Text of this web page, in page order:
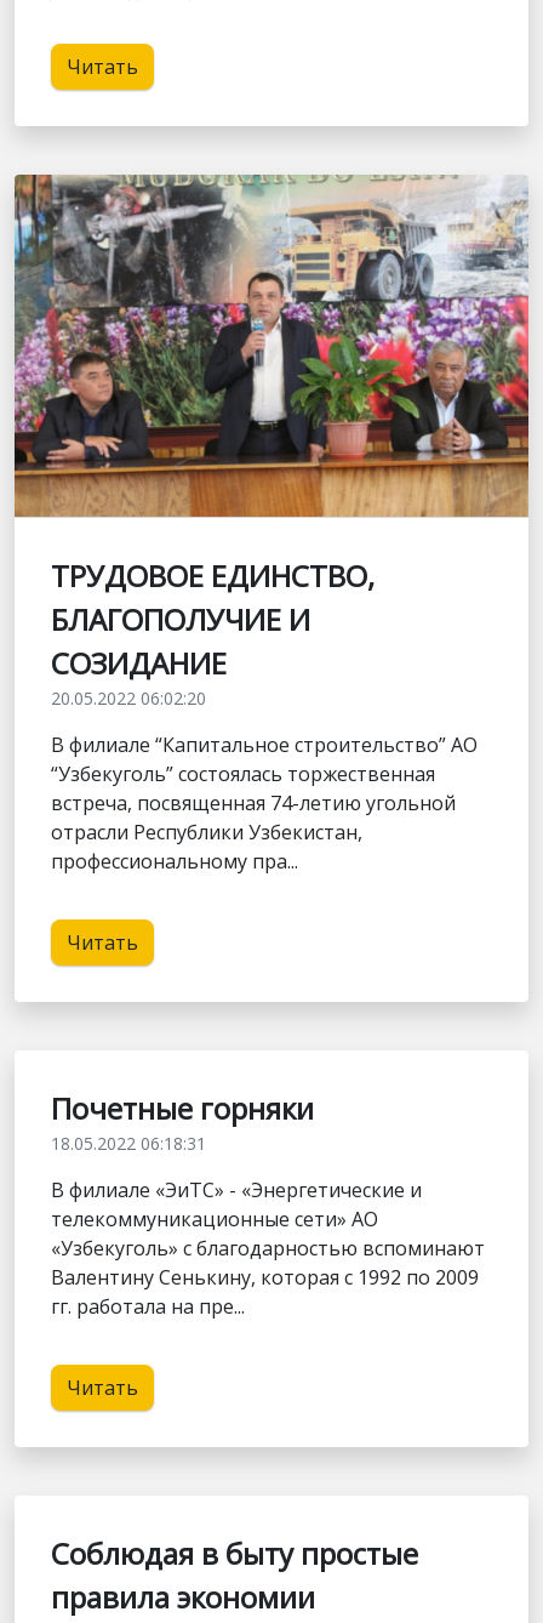
Читать
ТРУДОВОЕ ЕДИНСТВО,
БЛАГОПОЛУЧИЕ И
СОЗИДАНИЕ
20.05.2022 06:02:20
В филиале “Капитальное строительство” АО
“Узбекуголь” состоялась торжественная
встреча, посвященная 74-летию угольной
отрасли Республики Узбекистан,
профессиональному пра...
Читать
Почетные горняки
18.05.2022 06:18:31
В филиале «ЭиТС» - «Энергетические и
телекоммуникационные сети» АО
«Узбекуголь» с благодарностью вспоминают
Валентину Сенькину, которая с 1992 по 2009
гг. работала на пре...
Читать
Соблюдая в быту простые
правила экономии